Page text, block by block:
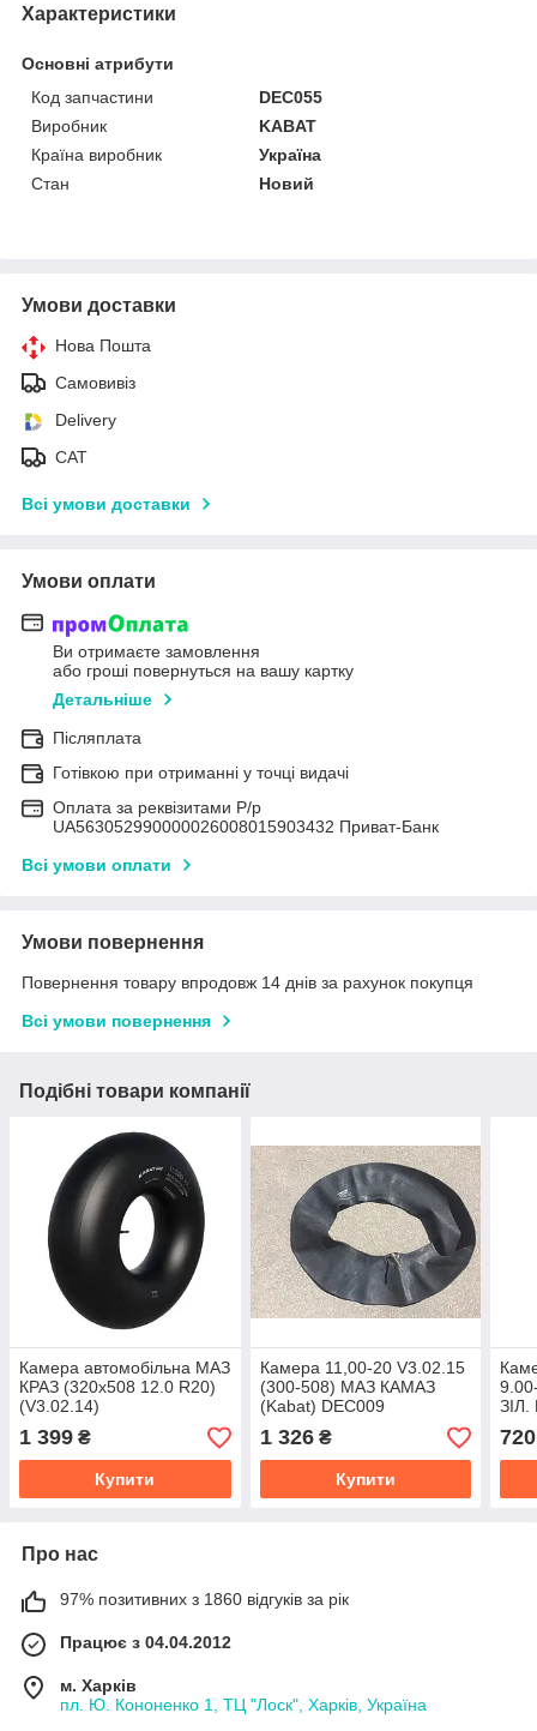
Характеристики
Основні атрибути
Код запчастини
DEC055
Виробник
KABAT
Країна виробник
Україна
Стан
Новий
Умови доставки
Нова Пошта
Самовивіз
Delivery
САТ
Всі умови доставки
Умови оплати
Ви отримаєте замовлення
або гроші повернуться на вашу картку
Детальніше
Післяплата
Готівкою при отриманні у точці видачі
Оплата за реквізитами Р/р
UA563052990000026008015903432 Приват-Банк
Всі умови оплати
Умови повернення
Повернення товару впродовж 14 днів за рахунок покупця
Всі умови повернення
Подібні товари компанії
Камера автомобільна МАЗ
КРАЗ (320х508 12.0 R20)
(V3.02.14)
(DC201200V3214KBK)
(1498259) 12,00-20
V3.02.14
1 399 ₴
Купити
Камера 11,00-20 V3.02.15
(300-508) МАЗ КАМАЗ
(Kabat) DEC009
1 326₴
Купити
ЗІЛ.
720
Про нас
97% позитивних з 1860 відгуків за рік
Працює з 04.04.2012
м. Харків
пл. Ю. Кононенко 1, ТЦ "Лоск", Харків, Україна